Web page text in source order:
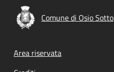
Comune di Osio Sotto
Footer menu
Area riservata